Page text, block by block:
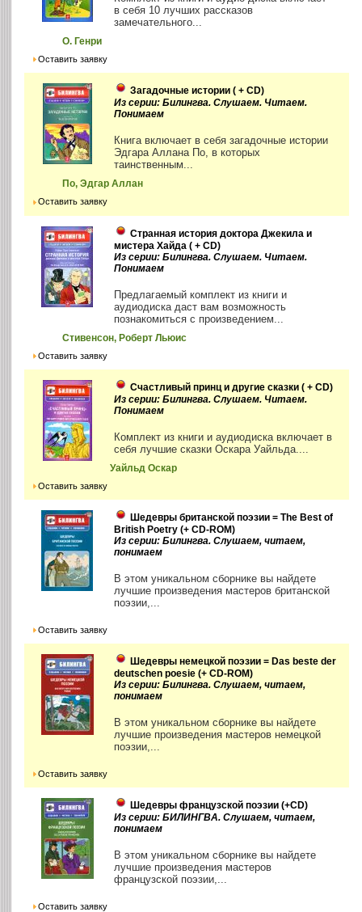
в себя 10 лучших рассказов
замечательного...
О. Генри
Оставить заявку
Загадочные истории ( + CD)
Из серии: Билингва. Слушаем. Читаем.
Понимаем
Книга включает в себя загадочные истории
Эдгара Аллана По, в которых
таинственным...
По, Эдгар Аллан
Оставить заявку
Странная история доктора Джекила и
мистера Хайда ( + CD)
Из серии: Билингва. Слушаем. Читаем.
Понимаем
Предлагаемый комплект из книги и
аудиодиска даст вам возможность
познакомиться с произведением...
Стивенсон, Роберт Льюис
Оставить заявку
Счастливый принц и другие сказки ( + CD)
Из серии: Билингва. Слушаем. Читаем.
Понимаем
Комплект из книги и аудиодиска включает в
себя лучшие сказки Оскара Уайльда....
Уайльд Оскар
Оставить заявку
Шедевры британской поэзии = The Best of
British Poetry (+ CD-ROM)
Из серии: Билингва. Слушаем, читаем,
понимаем
В этом уникальном сборнике вы найдете
лучшие произведения мастеров британской
поэзии,...
Оставить заявку
Шедевры немецкой поэзии = Das beste der
deutschen poesie (+ CD-ROM)
Из серии: Билингва. Слушаем, читаем,
понимаем
В этом уникальном сборнике вы найдете
лучшие произведения мастеров немецкой
поэзии,...
Оставить заявку
Шедевры французской поэзии (+CD)
Из серии: БИЛИНГВА. Слушаем, читаем,
понимаем
В этом уникальном сборнике вы найдете
лучшие произведения мастеров
французской поэзии,...
Оставить заявку